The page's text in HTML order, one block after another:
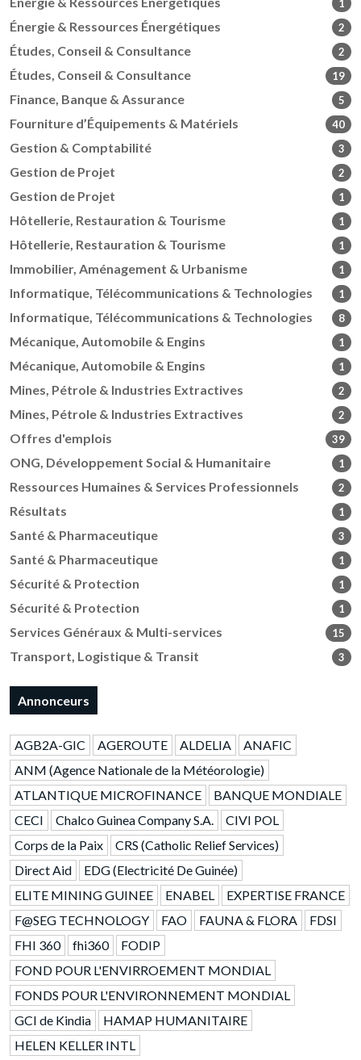
1
Énergie & Ressources Énergétiques 2
Études, Conseil & Consultance 2
Études, Conseil & Consultance 19
Finance, Banque & Assurance 5
Fourniture d’Équipements & Matériels 40
Gestion & Comptabilité 3
Gestion de Projet 2
Gestion de Projet 1
Hôtellerie, Restauration & Tourisme 1
Hôtellerie, Restauration & Tourisme 1
Immobilier, Aménagement & Urbanisme 1
Informatique, Télécommunications & Technologies 1
Informatique, Télécommunications & Technologies 8
Mécanique, Automobile & Engins 1
Mécanique, Automobile & Engins 1
Mines, Pétrole & Industries Extractives 2
Mines, Pétrole & Industries Extractives 2
Offres d'emplois 39
ONG, Développement Social & Humanitaire 1
Ressources Humaines & Services Professionnels 2
Résultats 1
Santé & Pharmaceutique 3
Santé & Pharmaceutique 1
Sécurité & Protection 1
Sécurité & Protection 1
Services Généraux & Multi-services 15
Transport, Logistique & Transit 3
Annonceurs
AGB2A-GIC AGEROUTE ALDELIA
ANAFIC
ANM (Agence Nationale de la Météorologie)
ATLANTIQUE MICROFINANCE
BANQUE MONDIALE
CECI
Chalco Guinea Company S.A.
CIVI POL
Corps de la Paix
CRS (Catholic Relief Services)
Direct Aid
EDG (Electricité De Guinée)
ELITE MINING GUINEE
ENABEL
EXPERTISE FRANCE
F@SEG TECHNOLOGY
FAO FAUNA & FLORA
FDSI
FHI 360
fhi360
FODIP
FOND POUR L'ENVIRROEMENT MONDIAL
FONDS POUR L'ENVIRONNEMENT MONDIAL
GCI de Kindia
HAMAP HUMANITAIRE
HELEN KELLER INTL